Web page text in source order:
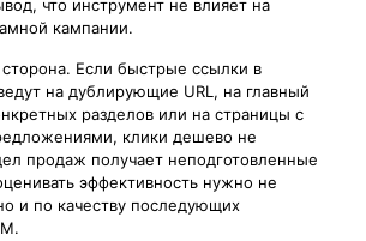
что инструмент не влияет на
кампании.
сторона. Если быстрые ссылки в
на дублирующие URL, на главный
разделов или на страницы с
клики дешево не
продаж получает неподготовленные
эффективность нужно не
и по качеству последующих